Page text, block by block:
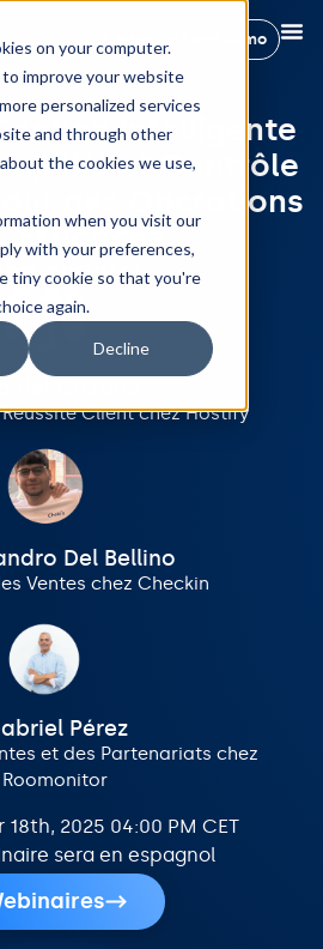
on your computer.
improve your website
personalized services
and through other
the cookies we use,
when you visit our
with your preferences,
tiny cookie so that you're
again.
Decline
Réservez une démo
Intelligente
et Contrôle
des Opérations
Efficaces
Client chez Hostify
Del Bellino
Ventes chez Checkin
Pérez
et des Partenariats chez
Roomonitor
2025 04:00 PM CET
sera en espagnol